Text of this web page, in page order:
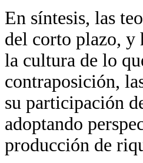
En síntesis, las
del corto plazo, y
la cultura de lo
contraposición,
su participación
adoptando
producción de